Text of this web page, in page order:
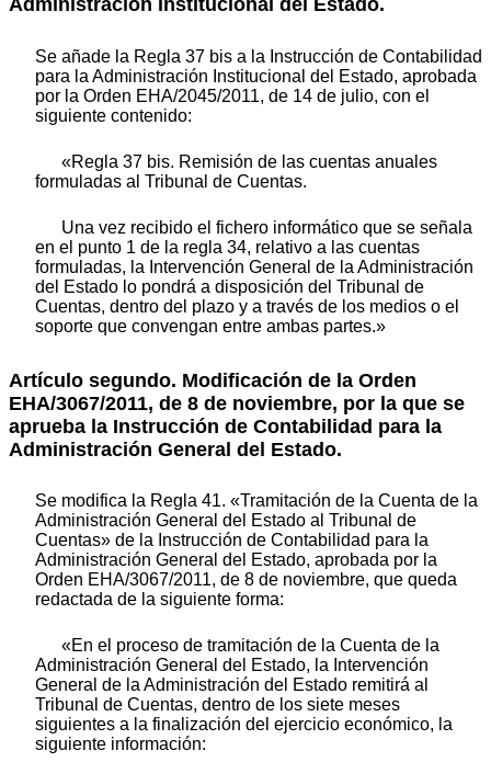
Administración Institucional del Estado.
Se añade la Regla 37 bis a la Instrucción de Contabilidad
para la Administración Institucional del Estado, aprobada
por la Orden EHA/2045/2011, de 14 de julio, con el
siguiente contenido:
«Regla 37 bis. Remisión de las cuentas anuales
formuladas al Tribunal de Cuentas.
Una vez recibido el fichero informático que se señala
en el punto 1 de la regla 34, relativo a las cuentas
formuladas, la Intervención General de la Administración
del Estado lo pondrá a disposición del Tribunal de
Cuentas, dentro del plazo y a través de los medios o el
soporte que convengan entre ambas partes.»
Artículo segundo. Modificación de la Orden
EHA/3067/2011, de 8 de noviembre, por la que se
aprueba la Instrucción de Contabilidad para la
Administración General del Estado.
Se modifica la Regla 41. «Tramitación de la Cuenta de la
Administración General del Estado al Tribunal de
Cuentas» de la Instrucción de Contabilidad para la
Administración General del Estado, aprobada por la
Orden EHA/3067/2011, de 8 de noviembre, que queda
redactada de la siguiente forma:
«En el proceso de tramitación de la Cuenta de la
Administración General del Estado, la Intervención
General de la Administración del Estado remitirá al
Tribunal de Cuentas, dentro de los siete meses
siguientes a la finalización del ejercicio económico, la
siguiente información: